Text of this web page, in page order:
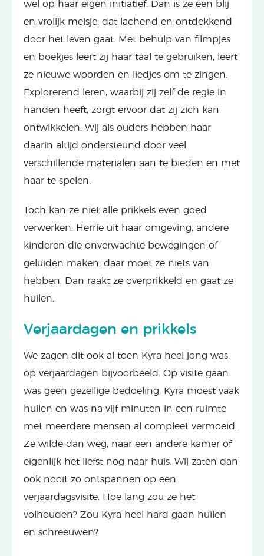
wel op haar eigen initiatief. Dan is ze een blij
en vrolijk meisje, dat lachend en ontdekkend
door het leven gaat. Met behulp van filmpjes
en boekjes leert zij haar taal te gebruiken, leert
ze nieuwe woorden en liedjes om te zingen.
Explorerend leren, waarbij zij zelf de regie in
handen heeft, zorgt ervoor dat zij zich kan
ontwikkelen. Wij als ouders hebben haar
daarin altijd ondersteund door veel
verschillende materialen aan te bieden en met
haar te spelen.
Toch kan ze niet alle prikkels even goed
verwerken. Herrie uit haar omgeving, andere
kinderen die onverwachte bewegingen of
geluiden maken; daar moet ze niets van
hebben. Dan raakt ze overprikkeld en gaat ze
huilen.
Verjaardagen en prikkels
We zagen dit ook al toen Kyra heel jong was,
op verjaardagen bijvoorbeeld. Op visite gaan
was geen gezellige bedoeling, Kyra moest vaak
huilen en was na vijf minuten in een ruimte
met meerdere mensen al compleet vermoeid.
Ze wilde dan weg, naar een andere kamer of
eigenlijk het liefst nog naar huis. Wij zaten dan
ook nooit zo ontspannen op een
verjaardagsvisite. Hoe lang zou ze het
volhouden? Zou Kyra heel hard gaan huilen
en schreeuwen?